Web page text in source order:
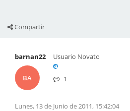
Compartir
barnan22
BA
Usuario Novato
1
Lunes, 13 de Junio de 2011, 15:42:04